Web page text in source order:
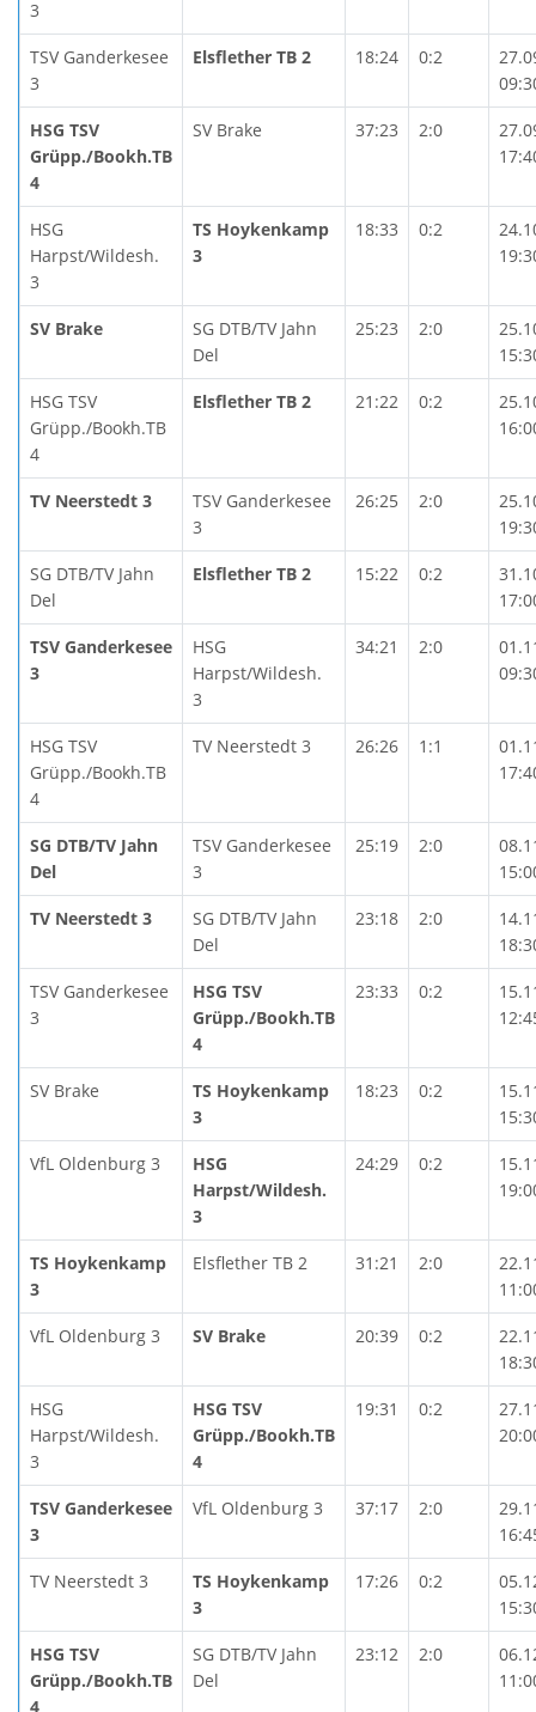
3
TSV Ganderkesee
3
Elsflether TB 2 18:24 0:2
HSG TSV
Grüpp./Bookh.TB
4
SV Brake 37:23 2:0
HSG
Harpst/Wildesh.
3
TS Hoykenkamp
3
18:33 0:2
SV Brake
SG DTB/TV Jahn
Del
25:23 2:0
HSG TSV
Grüpp./Bookh.TB
4
Elsflether TB 2 21:22 0:2
TV Neerstedt 3
TSV Ganderkesee
3
26:25 2:0
SG DTB/TV Jahn
Del
Elsflether TB 2 15:22 0:2
TSV Ganderkesee
3
HSG
Harpst/Wildesh.
3
34:21 2:0
HSG TSV
Grüpp./Bookh.TB
4
TV Neerstedt 3 26:26 1:1
SG DTB/TV Jahn
Del
TSV Ganderkesee
3
25:19 2:0
TV Neerstedt 3
SG DTB/TV Jahn
Del
23:18 2:0
TSV Ganderkesee
3
HSG TSV
Grüpp./Bookh.TB
4
23:33 0:2
SV Brake
TS Hoykenkamp
3
18:23 0:2
VfL Oldenburg 3
HSG
Harpst/Wildesh.
3
24:29 0:2
TS Hoykenkamp
3
Elsflether TB 2 31:21 2:0
VfL Oldenburg 3 SV Brake 20:39 0:2
HSG
Harpst/Wildesh.
3
HSG TSV
Grüpp./Bookh.TB
4
19:31 0:2
TSV Ganderkesee
3
VfL Oldenburg 3 37:17 2:0
TV Neerstedt 3
TS Hoykenkamp
3
17:26 0:2
HSG TSV
Grüpp./Bookh.TB
4
SG DTB/TV Jahn
Del
23:12 2:0